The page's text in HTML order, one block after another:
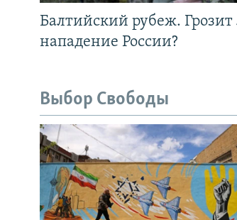
Балтийский рубеж.
нападение России?
Выбор Свободы